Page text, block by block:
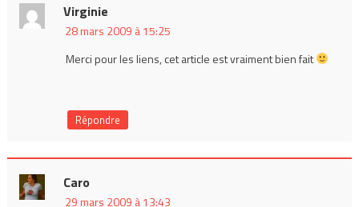
Virginie
28 mars 2009 à 15:25
Merci pour les liens, cet article est vraiment bien fait
Répondre
Caro
29 mars 2009 à 13:43